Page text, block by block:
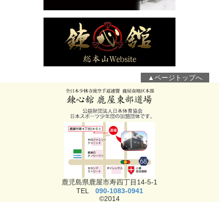
▲ページトップへ
鹿児島県鹿屋市寿四丁目14-5-1
TEL 090-1083-0941
©2014